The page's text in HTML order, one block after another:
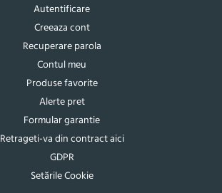
Autentificare
Creeaza cont
Recuperare parola
Contul meu
Produse favorite
Alerte pret
Formular garantie
Retrageti-va din contract aici
GDPR
Setările Cookie